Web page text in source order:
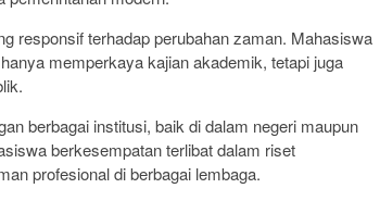
responsif terhadap perubahan zaman. Mahasiswa
memperkaya kajian akademik, tetapi juga
berbagai institusi, baik di dalam negeri maupun
berkesempatan terlibat dalam riset
profesional di berbagai lembaga.